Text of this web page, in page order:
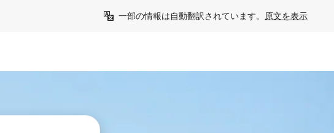
一部の情報は自動翻訳されています。 原文を表示